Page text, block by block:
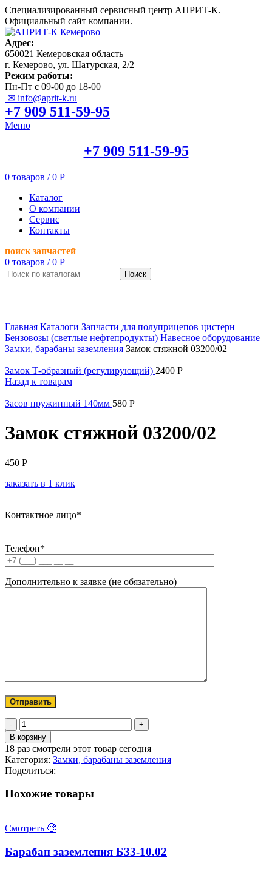
Специализированный сервисный центр АПРИТ-К.
Официальный сайт компании.
Адрес:
650021 Кемеровская область
г. Кемерово, ул. Шатурская, 2/2
Режим работы:
Пн-Пт с 09-00 до 18-00
✉ info@aprit-k.ru
+7 909 511-59-95
Меню
+7 909 511-59-95
0 товаров / 0 Р
Каталог
О компании
Сервис
Контакты
поиск запчастей
0 товаров / 0 Р
Поиск
Главная Каталоги Запчасти для полуприцепов цистерн
Бензовозы (светлые нефтепродукты) Навесное оборудование
Замки, барабаны заземления Замок стяжной 03200/02
Замок Т-образный (регулирующий) 2400 Р
Назад к товарам
Засов пружинный 140мм 580 Р
Замок стяжной 03200/02
450 Р
заказать в 1 клик
Контактное лицо*
Телефон*
Дополнительно к заявке (не обязательно)
Количество
товара
Замок
стяжной
03200/02
В корзину
18 раз смотрели этот товар сегодня
Категория: Замки, барабаны заземления
Поделиться:
Похожие товары
Смотреть 🧐
Барабан заземления Б33-10.02